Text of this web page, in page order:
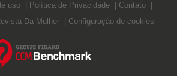
uso Política de Privacidade
Contato
Da Mulher Configuração de cookies